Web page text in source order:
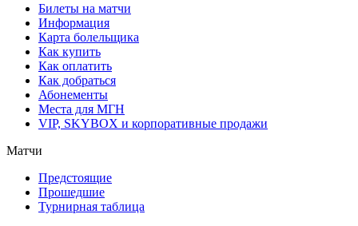
Билеты на матчи
Информация
Карта болельщика
Как купить
Как оплатить
Как добраться
Абонементы
Места для МГН
VIP, SKYBOX и корпоративные продажи
Матчи
Предстоящие
Прошедшие
Турнирная таблица